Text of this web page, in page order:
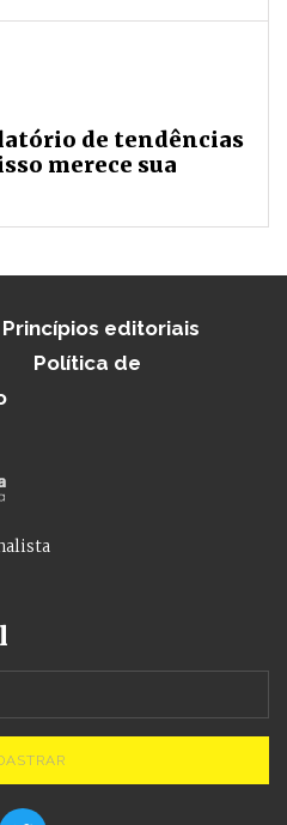
de tendências
merece sua
Princípios editoriais
Política de